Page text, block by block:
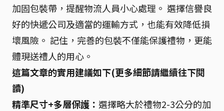
加固包裝帶，提醒物流人員小心處理。 選擇信譽良
好的快遞公司及適當的運輸方式，也能有效降低損
壞風險。 記住，完善的包裝不僅能保護禮物，更能
體現送禮人的用心。
這篇文章的實用建議如下(更多細節請繼續往下閱
讀)
精準尺寸+多層保護： 選擇略大於禮物2-3公分的加